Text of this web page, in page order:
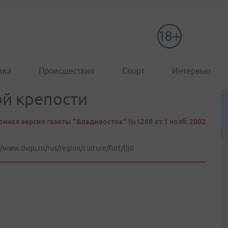
Происшествия Спорт Интервью
крепости
версия газеты "Владивосток" №1260 от 1 нояб. 2002
www.dvgu.ru/rus/region/culture/fort/|||0